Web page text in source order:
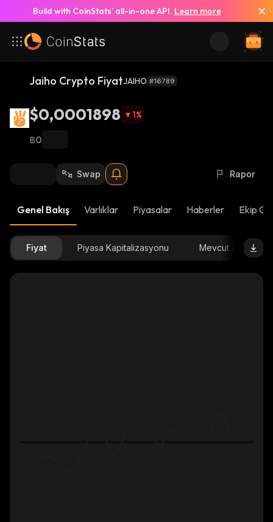
Build with CoinStats’ all-in-one API. Learn more
Jaiho Crypto FiyatJAIHO #16789
$0,0001898 1%
฿0
Swap Rapor
Genel Bakış Varlıklar Piyasalar Haberler Ekip
Fiyat Piyasa Kapitalizasyonu Mevcut arz